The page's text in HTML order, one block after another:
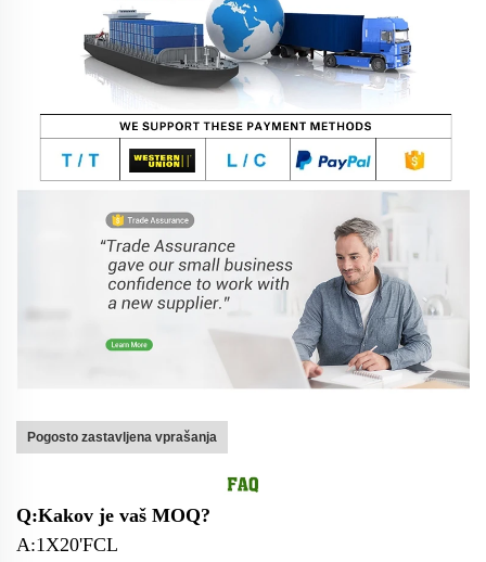
Pogosto zastavljena vprašanja
Q:Kakov je vaš MOQ?
A:1X20'FCL